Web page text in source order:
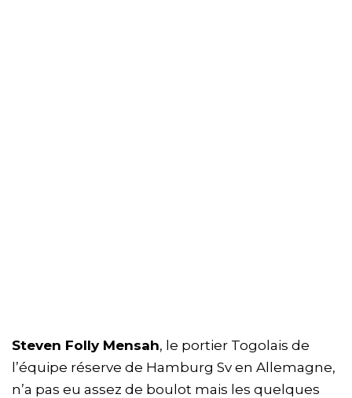
Steven Folly Mensah, le portier Togolais de
l’équipe réserve de Hamburg Sv en Allemagne,
n’a pas eu assez de boulot mais les quelques